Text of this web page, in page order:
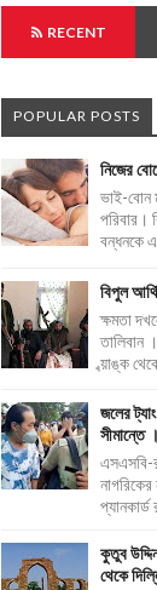
RECENT
POPULAR POSTS
নিজের
ভাই-বোন
পরিবার।
বন্ধনকে
বিপুল
ক্ষমতা
তালিবান
ব্য়াঙ্ক
জলের
সীমান্তে
এসএসবি-র
কুতুব
থেকে